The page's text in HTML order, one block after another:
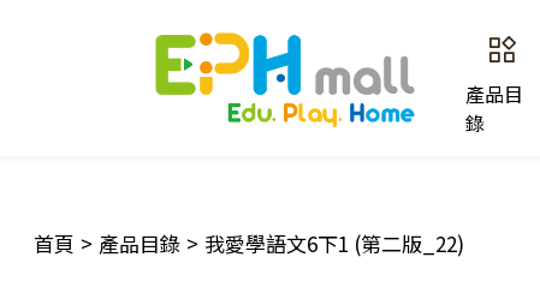
產品目
錄
首頁 > 產品目錄 > 我愛學語文6下1 (第二版_22)